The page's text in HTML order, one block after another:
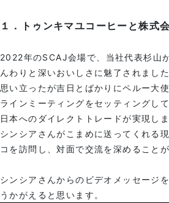
１．トゥンキマユコーヒーと株式
2022年のSCAJ会場で、当社代表杉山
んわりと深いおいしさに魅了されました
思い立ったが吉日とばかりにペルー大
ラインミーティングをセッティングし
日本へのダイレクトトレードが実現しま
シンシアさんがこまめに送ってくれる
コを訪問し、対面で交流を深めることが
シンシアさんからのビデオメッセージ
うかがえると思います。